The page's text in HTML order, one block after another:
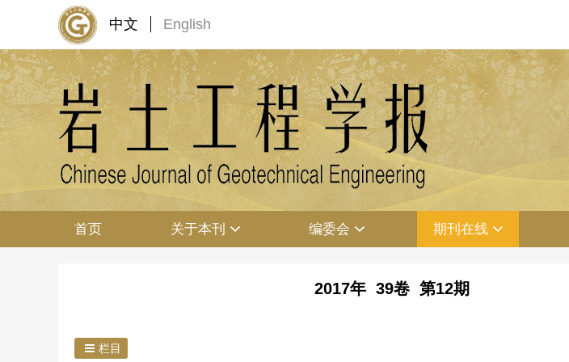
中文 English
首页 关于本刊 编委会 期刊在线
2017年 39卷 第12期
栏目